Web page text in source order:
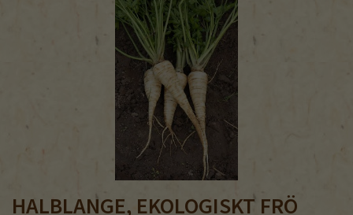
HALBLANGE, EKOLOGISKT FRÖ